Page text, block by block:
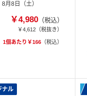
8月8日（土）
￥4,980 （税込）
￥4,612 （税抜き）
1個あたり￥166 （税込）
ナル